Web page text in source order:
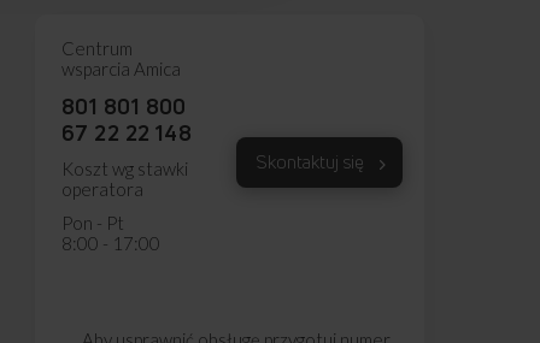
Centrum
wsparcia Amica
801 801 800
67 22 22 148
Koszt wg stawki
operatora
Pon - Pt
8:00 - 17:00
Skontaktuj się